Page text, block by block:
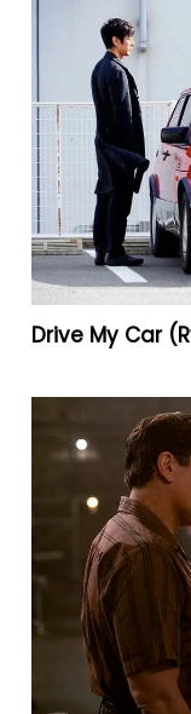
Drive My Car